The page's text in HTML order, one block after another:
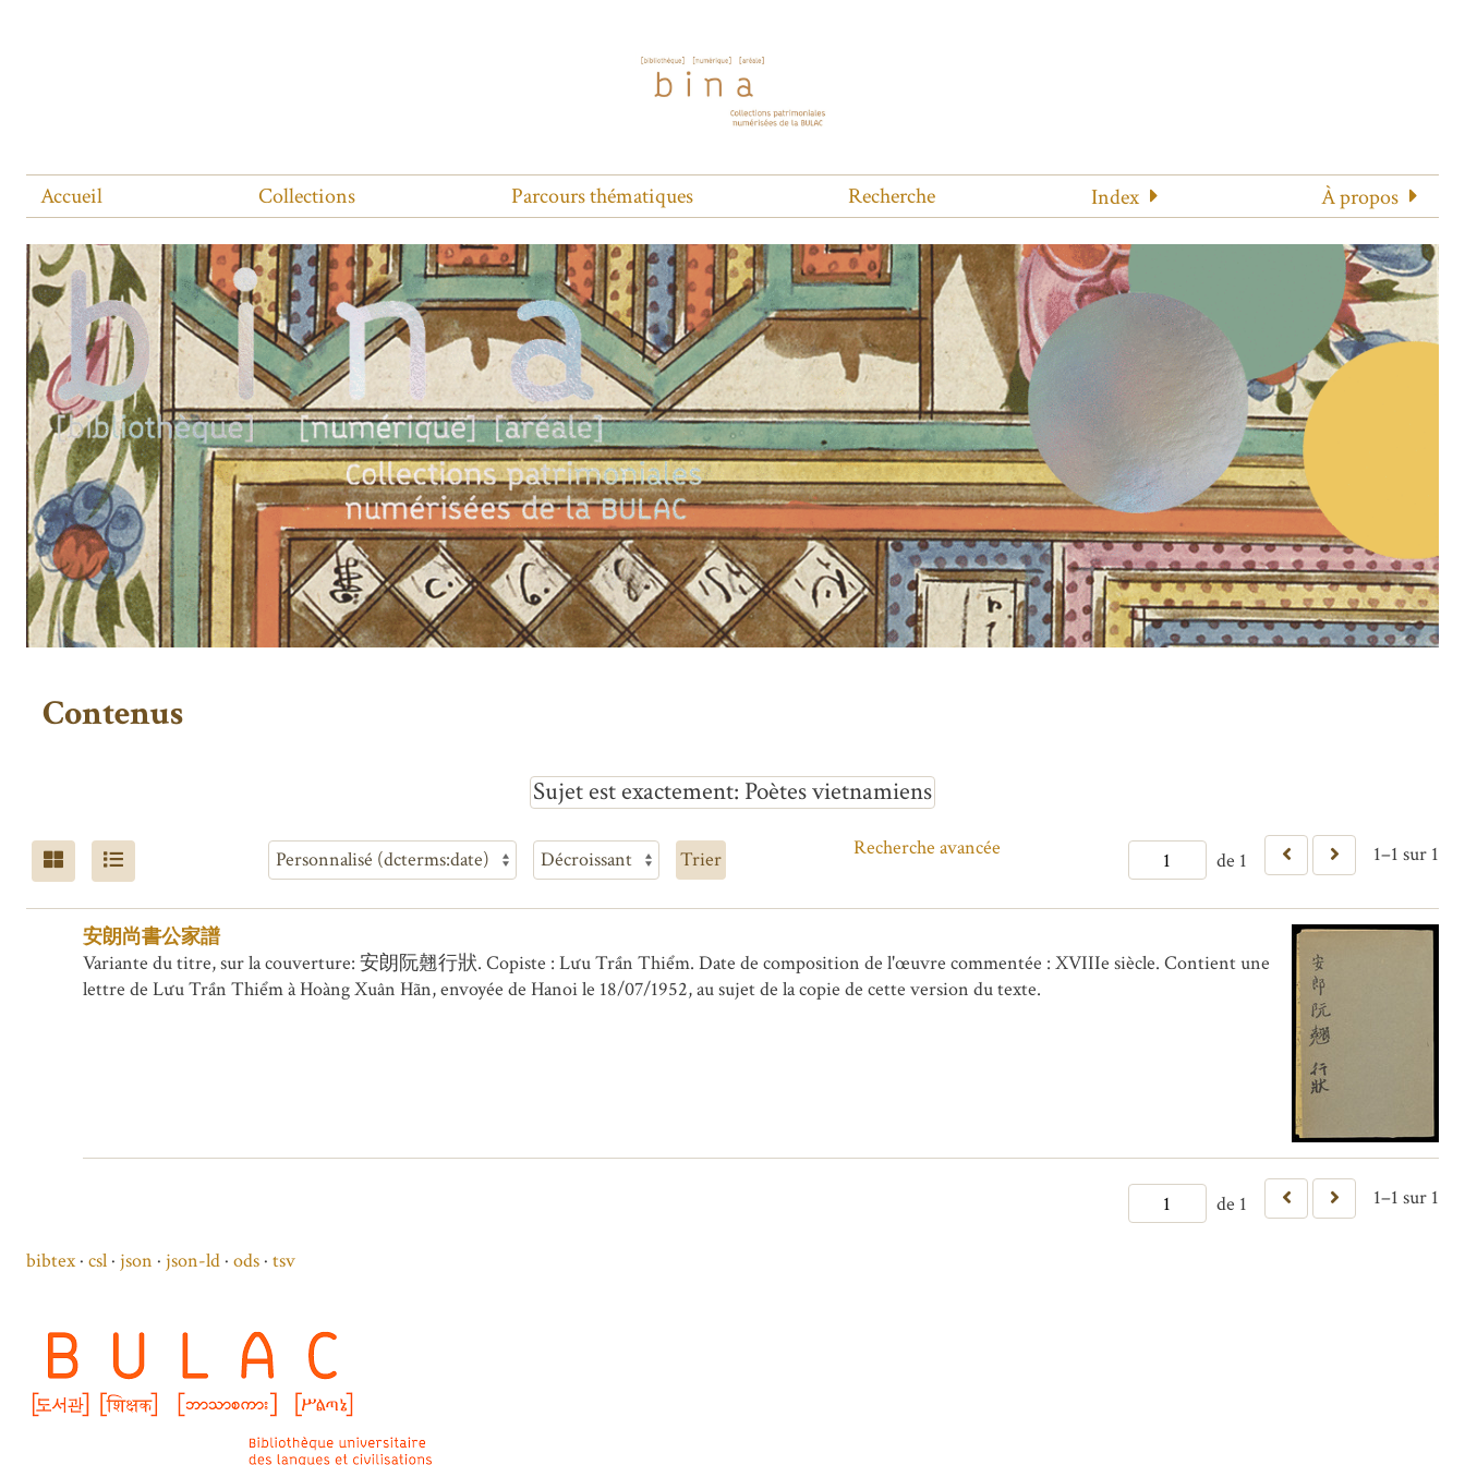
Accueil Collections Parcours thématiques Recherche Index À propos
Contenus
Sujet est exactement Poètes vietnamiens
de 1 1–1 sur 1
Recherche avancée
Trier
安朗尚書公家譜
Variante du titre, sur la couverture: 安朗阮翹行狀. Copiste : Lưu Trần Thiểm. Date de composition de l'œuvre commentée : XVIIIe siècle. Contient une
lettre de Lưu Trần Thiểm à Hoàng Xuân Hãn, envoyée de Hanoi le 18/07/1952, au sujet de la copie de cette version du texte.
de 1 1–1 sur 1
bibtex csl json json-ld ods tsv